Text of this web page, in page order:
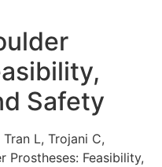
Safety
L, Trojani C,
Prostheses: Feasibility,